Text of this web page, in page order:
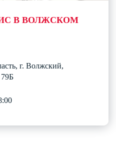
В ВОЛЖСКОМ
г. Волжский,